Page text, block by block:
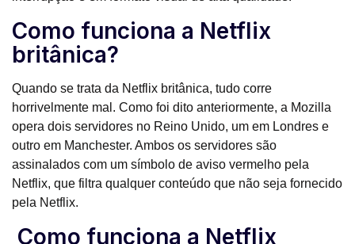
Como funciona a Netflix
britânica?
Quando se trata da Netflix britânica, tudo corre
horrivelmente mal. Como foi dito anteriormente, a Mozilla
opera dois servidores no Reino Unido, um em Londres e
outro em Manchester. Ambos os servidores são
assinalados com um símbolo de aviso vermelho pela
Netflix, que filtra qualquer conteúdo que não seja fornecido
pela Netflix.
Como funciona a Netflix